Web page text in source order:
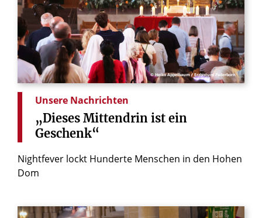
© Heiko Appelbaum / Erzbistum Paderborn
Unsere Nachrichten
„Dieses Mittendrin ist ein
Geschenk“
Nightfever lockt Hunderte Menschen in den Hohen
Dom